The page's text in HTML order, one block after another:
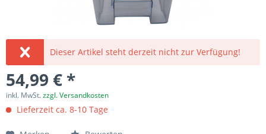
Dieser Artikel steht derzeit nicht zur Verfügung!
54,99 € *
inkl. MwSt.zzgl. Versandkosten
Lieferzeit ca. 8-10 Tage